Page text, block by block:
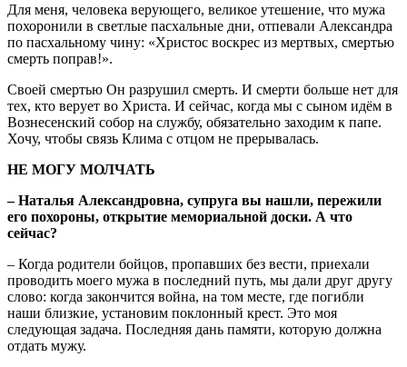
Для меня, человека верующего, великое утешение, что мужа
похоронили в светлые пасхальные дни, отпевали Александра
по пасхальному чину: «Христос воскрес из мертвых, смертью
смерть поправ!».
Своей смертью Он разрушил смерть. И смерти больше нет для
тех, кто верует во Христа. И сейчас, когда мы с сыном идём в
Вознесенский собор на службу, обязательно заходим к папе.
Хочу, чтобы связь Клима с отцом не прерывалась.
НЕ МОГУ МОЛЧАТЬ
– Наталья Александровна, супруга вы нашли, пережили
его похороны, открытие мемориальной доски. А что
сейчас?
– Когда родители бойцов, пропавших без вести, приехали
проводить моего мужа в последний путь, мы дали друг другу
слово: когда закончится война, на том месте, где погибли
наши близкие, установим поклонный крест. Это моя
следующая задача. Последняя дань памяти, которую должна
отдать мужу.